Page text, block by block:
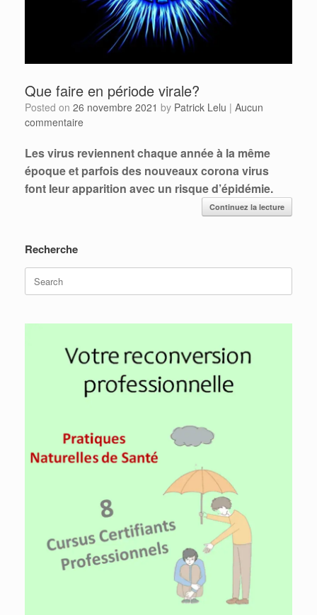
Que faire en période virale?
Posted on 26 novembre 2021 by Patrick Lelu | Aucun
commentaire
Les virus reviennent chaque année à la même
époque et parfois des nouveaux corona virus
font leur apparition avec un risque d’épidémie.
Continuez la lecture
Recherche
Search
for: